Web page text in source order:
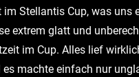
Stellantis Cup, was uns
extrem glatt und
im Cup. Alles lief
machte einfach nur